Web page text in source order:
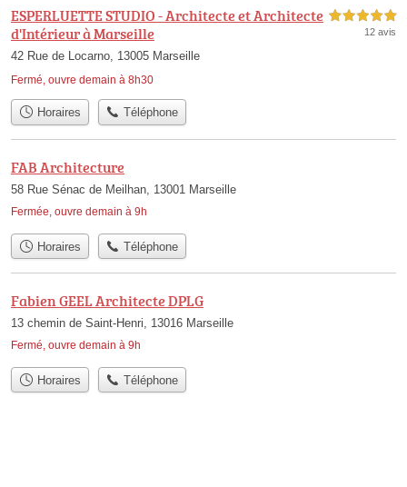
ESPERLUETTE STUDIO - Architecte et Architecte
d'Intérieur à Marseille
42 Rue de Locarno, 13005 Marseille
Fermé, ouvre demain à 8h30
5,0 étoiles sur 5
12 avis
Horaires Téléphone
FAB Architecture
58 Rue Sénac de Meilhan, 13001 Marseille
Fermée, ouvre demain à 9h
Horaires Téléphone
Fabien GEEL Architecte DPLG
13 chemin de Saint-Henri, 13016 Marseille
Fermé, ouvre demain à 9h
Horaires Téléphone